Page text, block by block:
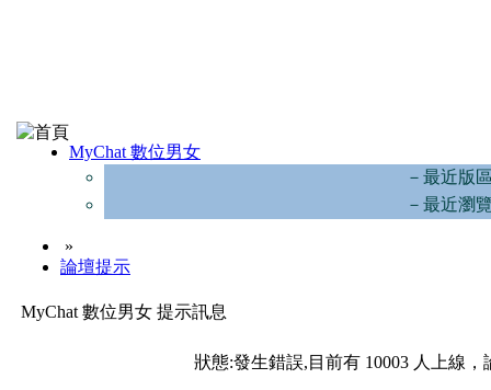
MyChat 數位男女
－最近版
－最近瀏
»
論壇提示
MyChat 數位男女 提示訊息
狀態:發生錯誤,目前有 10003 人上線